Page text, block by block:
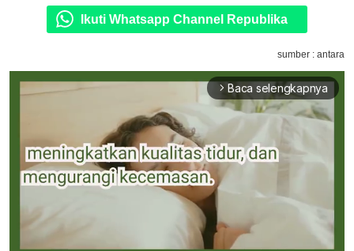
Ikuti Whatsapp Channel Republika
sumber : antara
arrow_forward_ios Baca selengkapnya